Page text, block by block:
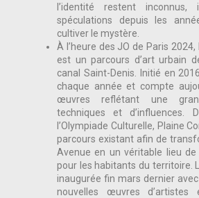
l’identité restent
spéculations depuis les
cultiver le mystère.
À l’heure des JO de Paris
est un parcours d’art urbain
canal Saint-Denis. Initié en
chaque année et compte
œuvres reflétant une
techniques et d’influences.
l’Olympiade Culturelle, Plaine
parcours existant afin de
Avenue en un véritable lieu de
pour les habitants du territoire.
inaugurée fin mars dernier
nouvelles œuvres d’artistes